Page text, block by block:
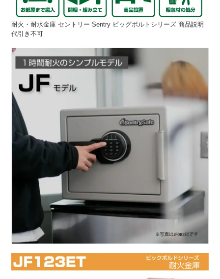
耐火・耐水金庫 セントリー Sentry ビッグボルトシリーズ 商品説明
代引き不可